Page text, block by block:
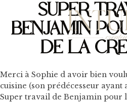
SUPER
BENJAMIN
DE LA
Merci à Sophie d avoir bien
cuisine (son prédécesseur
Super travail de Benjamin pour